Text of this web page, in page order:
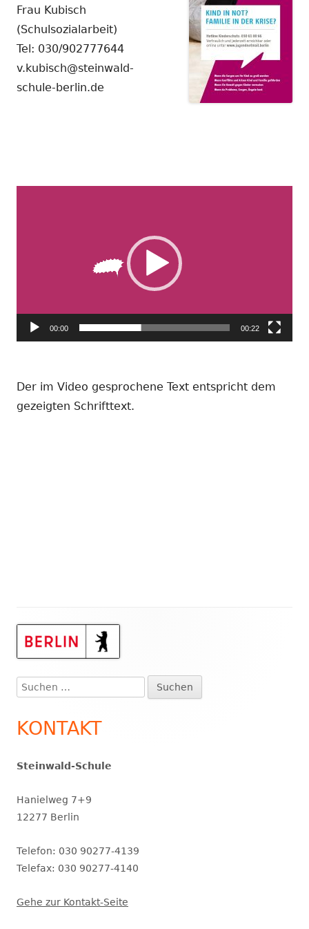
Frau Kubisch
(Schulsozialarbeit)
Tel: 030/902777644
v.kubisch@steinwald-
schule-berlin.de
00:00 00:22
Der im Video gesprochene Text entspricht dem
gezeigten Schrifttext.
Haupt-
Suchen
nach:
KONTAKT
Steinwald-Schule
Hanielweg 7+9
12277 Berlin
Telefon: 030 90277-4139
Telefax: 030 90277-4140
Gehe zur Kontakt-Seite